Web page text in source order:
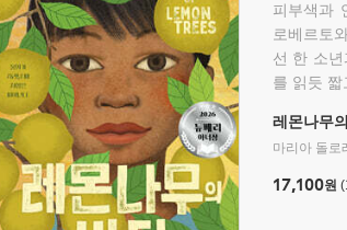
피부색과
로베르토
선 한 소
를 읽듯 짧
레몬나무
마리아 돌로
17,100원